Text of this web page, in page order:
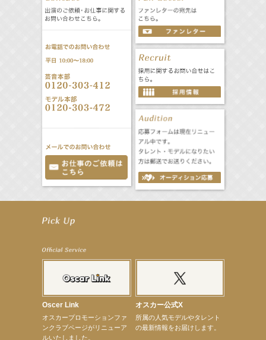
【前川泰之】舞台「グレンギャリー・グレンロス」公演詳細解禁！
【elfin’】7thシングル『全世界』がFM-UUでO.A.決定♪
【elfin’】8月16日（日）「全世界」発売記念イベント決定！
【elfin’】7thシングル『全世界』がFM TANABEでO.A.決定♪
【昆虫ハンター牧田習】宝塚市立手塚治虫記念館トークショー＆宝塚文化芸術センター昆虫展示イ
【昆虫ハンター牧田習】8月13日（木）プライムツリー赤池「ふれあい昆虫フェスティバル」トーク
【井頭愛海】『小さなお葬式』TV-CM出演！
【定本楓馬】WEB DIGVII 連載企画『東京23時』に登場！
【髙橋ひかる】7月雑誌掲載情報
Oscer Link
オスカープロモーションファ
ンクラブページがリニューア
ルいたしました。
オスカー公式X
所属の人気モデルやタレント
の最新情報をお届けします。